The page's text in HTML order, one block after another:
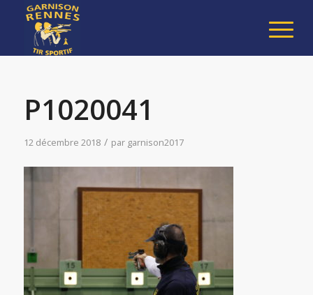
P1020041
12 décembre 2018 / par garnison2017